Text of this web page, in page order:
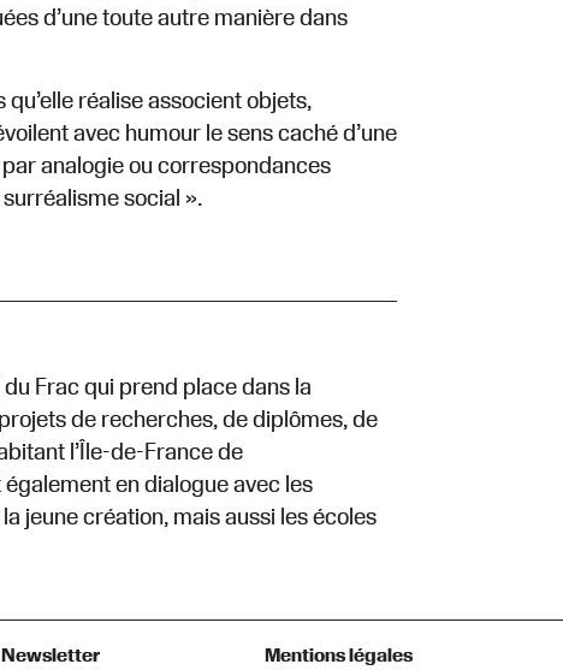
d’une toute autre manière dans
réalise associent objets,
avec humour le sens caché d’une
analogie ou correspondances
social ».
Frac qui prend place dans la
de recherches, de diplômes, de
l’Île-de-France de
en dialogue avec les
jeune création, mais aussi les écoles
Newsletter Mentions légales